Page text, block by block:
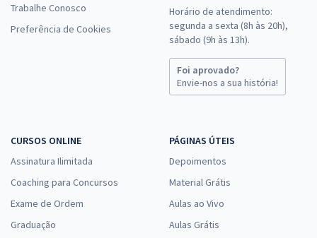
Trabalhe Conosco
Preferência de Cookies
Horário de atendimento:
segunda a sexta (8h às 20h),
sábado (9h às 13h).
Foi aprovado?
Envie-nos a sua história!
CURSOS ONLINE
Assinatura Ilimitada
Coaching para Concursos
Exame de Ordem
Graduação
PÁGINAS ÚTEIS
Depoimentos
Material Grátis
Aulas ao Vivo
Aulas Grátis